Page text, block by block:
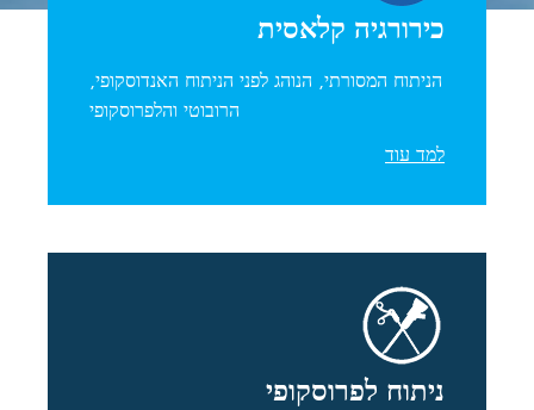
כירורגיה קלאסית
הניתוח המסורתי, הנוהג לפני הניתוח האנדוסקופי,
הרובוטי והלפרוסקופי
למד עוד
ניתוח לפרוסקופי